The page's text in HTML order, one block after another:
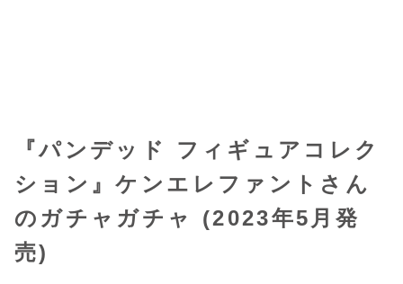
『パンデッド フィギュアコレク
ション』ケンエレファントさん
のガチャガチャ (2023年5月発
売)